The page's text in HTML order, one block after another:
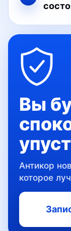
Вы
Антикор
которое
Антикоррозионная
Адреса:
ул. Полушкина
+7